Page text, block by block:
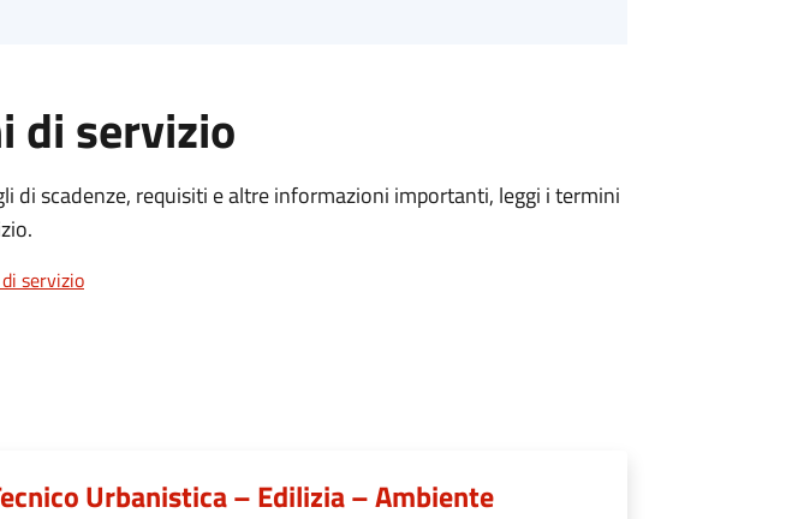
di servizio
di scadenze, requisiti e altre informazioni importanti, leggi i termini
servizio
Urbanistica – Edilizia – Ambiente